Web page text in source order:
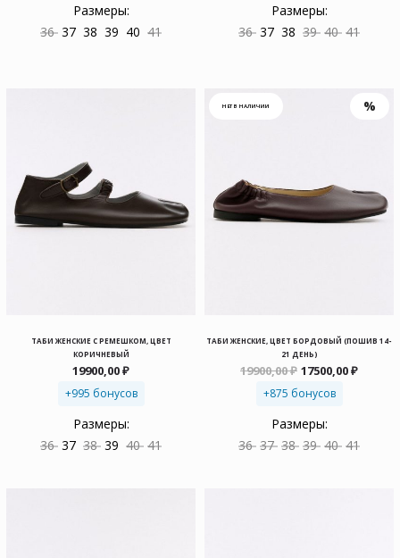
Размеры:
36 37 38 39 40 41
Размеры:
36 37 38 39 40 41
ТАБИ ЖЕНСКИЕ С РЕМЕШКОМ, ЦВЕТ
КОРИЧНЕВЫЙ
19900,00₽
+995 бонусов
Размеры:
36 37 38 39 40 41
НЕТ В НАЛИЧИИ
ТАБИ ЖЕНСКИЕ, ЦВЕТ БОРДОВЫЙ (ПОШИВ 14-
21 ДЕНЬ)
19900,00₽
составляла
17500,00₽
+875 бонусов
Размеры:
36 37 38 39 40 41